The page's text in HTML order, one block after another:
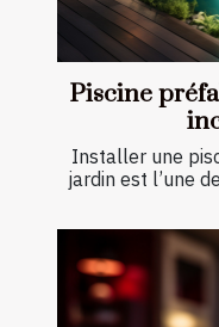
Piscine
Installer une
jardin est l’une